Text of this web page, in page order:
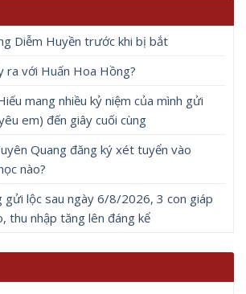
Diễm Huyền trước khi bị bắt
ra với Huấn Hoa Hồng?
mang nhiều kỷ niệm của mình gửi
em) đến giây cuối cùng
Quang đăng ký xét tuyển vào
nào?
gửi lộc sau ngày 6/8/2026, 3 con giáp
thu nhập tăng lên đáng kể